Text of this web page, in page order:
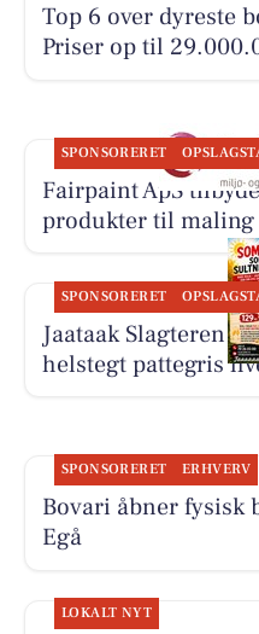
Top 6 over dyreste
Priser op til
SPONSORERET
Fairpaint ApS
produkter til maling
SPONSORERET
Jaataak Slagteren
helstegt pattegris
SPONSORERET ERHVERV
Bovari åbner fysisk
Egå
LOKALT NYT